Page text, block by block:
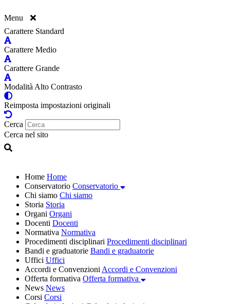
Menu
Carattere Standard
Carattere Medio
Carattere Grande
Modalità Alto Contrasto
Reimposta impostazioni originali
Cerca
Cerca nel sito
Home Home
Conservatorio Conservatorio
Chi siamo Chi siamo
Storia Storia
Organi Organi
Docenti Docenti
Normativa Normativa
Procedimenti disciplinari Procedimenti disciplinari
Bandi e graduatorie Bandi e graduatorie
Uffici Uffici
Accordi e Convenzioni Accordi e Convenzioni
Offerta formativa Offerta formativa
News News
Corsi Corsi